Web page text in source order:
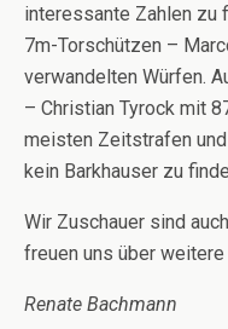
interessante Zahlen zu
7m-Torschützen –
verwandelten Würfen.
– Christian Tyrock mit
meisten Zeitstrafen
kein Barkhauser zu
Wir Zuschauer sind
freuen uns über
Renate Bachmann